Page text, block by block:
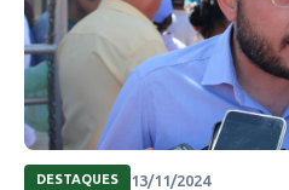
DESTAQUES 13/11/2024